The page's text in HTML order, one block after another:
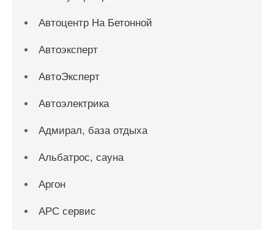
Автоцентр На Бетонной
Автоэксперт
АвтоЭксперт
Автоэлектрика
Адмирал, база отдыха
Альбатрос, сауна
Аргон
АРС сервис